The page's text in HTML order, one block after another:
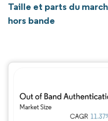
Taille et parts du
hors bande